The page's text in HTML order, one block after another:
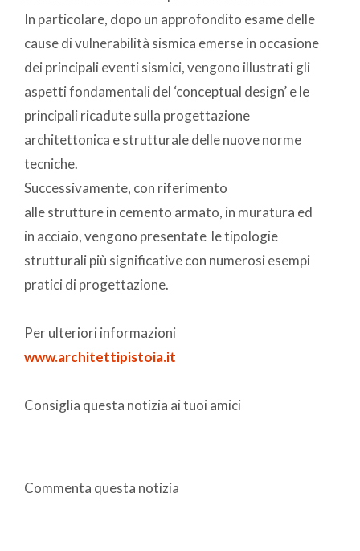
In particolare, dopo un approfondito esame delle
cause di vulnerabilità sismica emerse in occasione
dei principali eventi sismici, vengono illustrati gli
aspetti fondamentali del ‘conceptual design’ e le
principali ricadute sulla progettazione
architettonica e strutturale delle nuove norme
tecniche.
Successivamente, con riferimento
alle strutture in cemento armato, in muratura ed
in acciaio, vengono presentate le tipologie
strutturali più significative con numerosi esempi
pratici di progettazione.
Per ulteriori informazioni
www.architettipistoia.it
Consiglia questa notizia ai tuoi amici
Commenta questa notizia